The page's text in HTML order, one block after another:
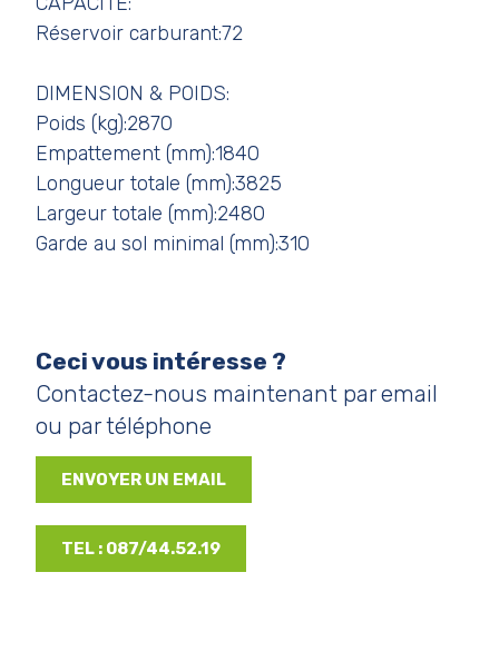
Réservoir carburant:72
DIMENSION & POIDS:
Poids (kg):2870
Empattement (mm):1840
Longueur totale (mm):3825
Largeur totale (mm):2480
Garde au sol minimal (mm):310
Ceci vous intéresse ?
Contactez-nous maintenant par email
ou par téléphone
ENVOYER UN EMAIL
TEL : 087/44.52.19